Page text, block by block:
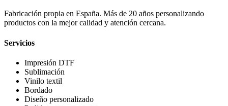
Fabricación propia en España. Más de 20 años personalizando
productos con la mejor calidad y atención cercana.
Servicios
Impresión DTF
Sublimación
Vinilo textil
Bordado
Diseño personalizado